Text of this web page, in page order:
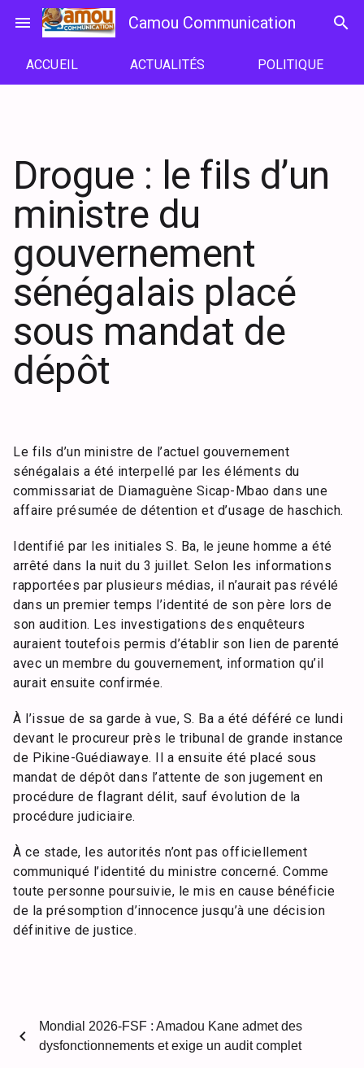
menu Camou Communication search
ACCUEIL ACTUALITÉS POLITIQUE
Drogue : le fils d’un
ministre du
gouvernement
sénégalais placé
sous mandat de
dépôt
Le fils d’un ministre de l’actuel gouvernement
sénégalais a été interpellé par les éléments du
commissariat de Diamaguène Sicap-Mbao dans une
affaire présumée de détention et d’usage de haschich.
Identifié par les initiales S. Ba, le jeune homme a été
arrêté dans la nuit du 3 juillet. Selon les informations
rapportées par plusieurs médias, il n’aurait pas révélé
dans un premier temps l’identité de son père lors de
son audition. Les investigations des enquêteurs
auraient toutefois permis d’établir son lien de parenté
avec un membre du gouvernement, information qu’il
aurait ensuite confirmée.
À l’issue de sa garde à vue, S. Ba a été déféré ce lundi
devant le procureur près le tribunal de grande instance
de Pikine-Guédiawaye. Il a ensuite été placé sous
mandat de dépôt dans l’attente de son jugement en
procédure de flagrant délit, sauf évolution de la
procédure judiciaire.
À ce stade, les autorités n’ont pas officiellement
communiqué l’identité du ministre concerné. Comme
toute personne poursuivie, le mis en cause bénéficie
de la présomption d’innocence jusqu’à une décision
définitive de justice.
chevron_left
Mondial 2026-FSF : Amadou Kane admet des
dysfonctionnements et exige un audit complet